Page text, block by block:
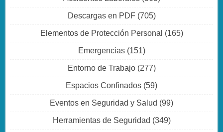
Descargas en PDF(705)
Elementos de Protección Personal (165)
Emergencias(151)
Entorno de Trabajo(277)
Espacios Confinados (59)
Eventos en Seguridad y Salud (99)
Herramientas de Seguridad (349)